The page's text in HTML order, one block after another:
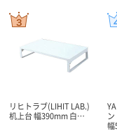
リヒトラブ(LIHIT LAB.)
机上台 幅390mm 白…